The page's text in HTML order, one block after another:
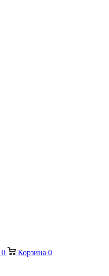
0 Корзина 0